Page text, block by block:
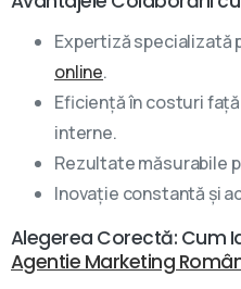
Expertiză specializată
online.
Eficiență în costuri
interne.
Rezultate măsurabile
Inovație constantă și
Alegerea Corectă: Cum
Agentie Marketing